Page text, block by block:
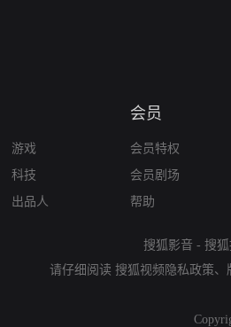
游戏
科技
出品人
会员
会员特权
会员剧场
帮助
搜狐影音 - 搜
请仔细阅读 搜狐视频隐私政策、